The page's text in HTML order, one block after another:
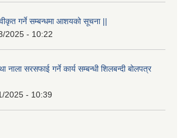
गर्ने सम्बन्धमा आशयको सूचना ||
2025 - 10:22
नाला सरसफाई गर्ने कार्य सम्बन्धी शिलबन्दी बोलपत्र
2025 - 10:39